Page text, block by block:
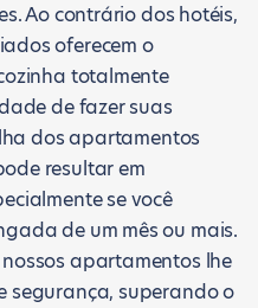
Ao contrário dos hotéis,
oferecem o
totalmente
de fazer suas
dos apartamentos
resultar em
se você
de um mês ou mais.
apartamentos lhe
segurança, superando o